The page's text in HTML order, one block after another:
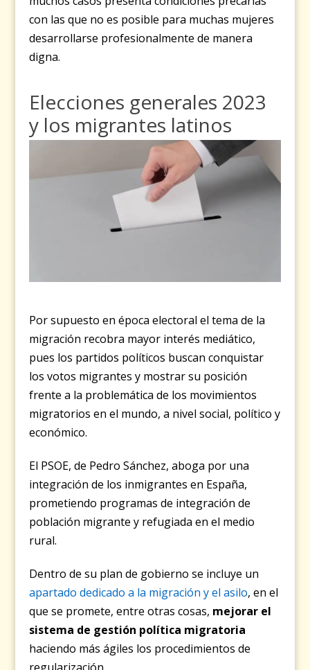
con las que no es posible para muchas mujeres
desarrollarse profesionalmente de manera
digna.
Elecciones generales 2023
y los migrantes latinos
Por supuesto en época electoral el tema de la
migración recobra mayor interés mediático,
pues los partidos políticos buscan conquistar
los votos migrantes y mostrar su posición
frente a la problemática de los movimientos
migratorios en el mundo, a nivel social, político y
económico.
El PSOE, de Pedro Sánchez, aboga por una
integración de los inmigrantes en España,
prometiendo programas de integración de
población migrante y refugiada en el medio
rural.
Dentro de su plan de gobierno se incluye un
apartado dedicado a la migración y el asilo, en el
que se promete, entre otras cosas, mejorar el
sistema de gestión política migratoria
haciendo más ágiles los procedimientos de
regularización.